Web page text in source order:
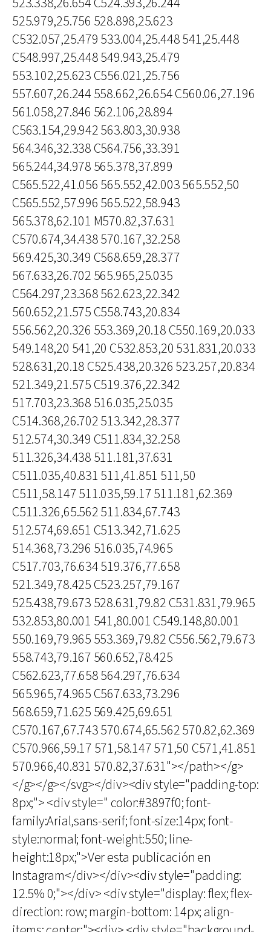
525.979,25.756 528.898,25.623
C532.057,25.479 533.004,25.448 541,25.448
C548.997,25.448 549.943,25.479
553.102,25.623 C556.021,25.756
557.607,26.244 558.662,26.654 C560.06,27.196
561.058,27.846 562.106,28.894
C563.154,29.942 563.803,30.938
564.346,32.338 C564.756,33.391
565.244,34.978 565.378,37.899
C565.522,41.056 565.552,42.003 565.552,50
C565.552,57.996 565.522,58.943
565.378,62.101 M570.82,37.631
C570.674,34.438 570.167,32.258
569.425,30.349 C568.659,28.377
567.633,26.702 565.965,25.035
C564.297,23.368 562.623,22.342
560.652,21.575 C558.743,20.834
556.562,20.326 553.369,20.18 C550.169,20.033
549.148,20 541,20 C532.853,20 531.831,20.033
528.631,20.18 C525.438,20.326 523.257,20.834
521.349,21.575 C519.376,22.342
517.703,23.368 516.035,25.035
C514.368,26.702 513.342,28.377
512.574,30.349 C511.834,32.258
511.326,34.438 511.181,37.631
C511.035,40.831 511,41.851 511,50
C511,58.147 511.035,59.17 511.181,62.369
C511.326,65.562 511.834,67.743
512.574,69.651 C513.342,71.625
514.368,73.296 516.035,74.965
C517.703,76.634 519.376,77.658
521.349,78.425 C523.257,79.167
525.438,79.673 528.631,79.82 C531.831,79.965
532.853,80.001 541,80.001 C549.148,80.001
550.169,79.965 553.369,79.82 C556.562,79.673
558.743,79.167 560.652,78.425
C562.623,77.658 564.297,76.634
565.965,74.965 C567.633,73.296
568.659,71.625 569.425,69.651
C570.167,67.743 570.674,65.562 570.82,62.369
C570.966,59.17 571,58.147 571,50 C571,41.851
570.966,40.831 570.82,37.631"></path></g>
</g></g></svg></div><div style="padding-top:
8px;"> <div style=" color:#3897f0; font-
family:Arial,sans-serif; font-size:14px; font-
style:normal; font-weight:550; line-
height:18px;">Ver esta publicación en
Instagram</div></div><div style="padding:
12.5% 0;"></div> <div style="display: flex; flex-
direction: row; margin-bottom: 14px; align-